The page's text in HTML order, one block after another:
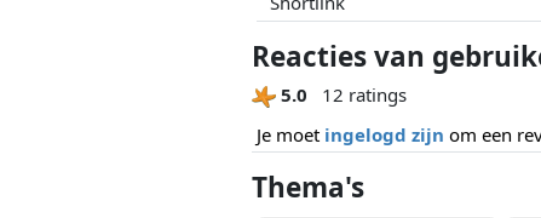
Reacties van
5.0
12 ratings
Je moet ingelogd zijn om een
Thema's